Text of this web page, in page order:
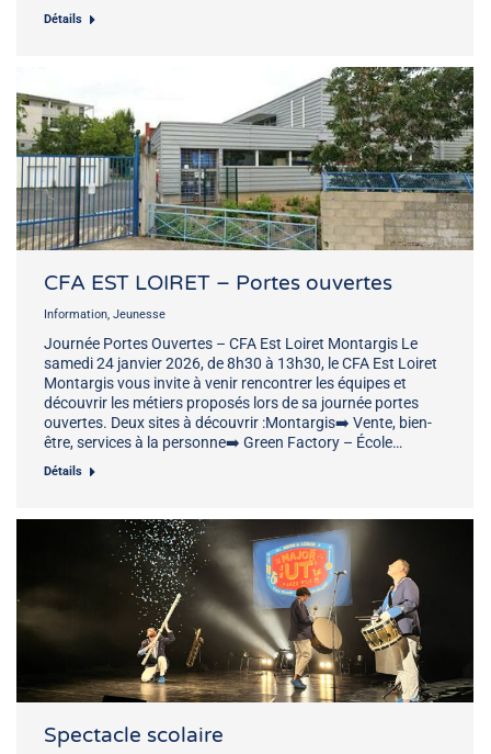
Détails
CFA EST LOIRET – Portes ouvertes
Information, Jeunesse
Journée Portes Ouvertes – CFA Est Loiret Montargis Le
samedi 24 janvier 2026, de 8h30 à 13h30, le CFA Est Loiret
Montargis vous invite à venir rencontrer les équipes et
découvrir les métiers proposés lors de sa journée portes
ouvertes. Deux sites à découvrir :Montargis➡️ Vente, bien-
être, services à la personne➡️ Green Factory – École…
Détails
Spectacle scolaire